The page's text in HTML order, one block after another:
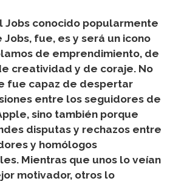
Jobs conocido popularmente
Jobs, fue, es y será un icono
de emprendimiento, de
creatividad y de coraje. No
fue capaz de despertar
entre los seguidores de
sino también porque
disputas y rechazos entre
y homólogos
Mientras que unos lo veían
motivador, otros lo